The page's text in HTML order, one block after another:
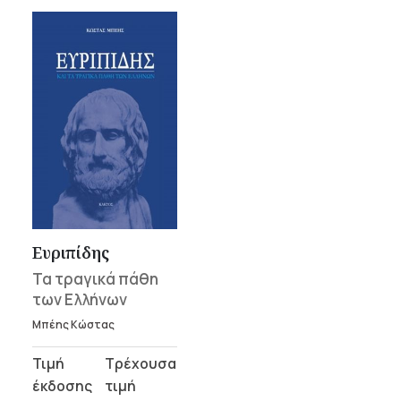
Ευριπίδης
Τα τραγικά πάθη
των Ελλήνων
Μπέης Κώστας
Original
price
Η
τρέχουσα